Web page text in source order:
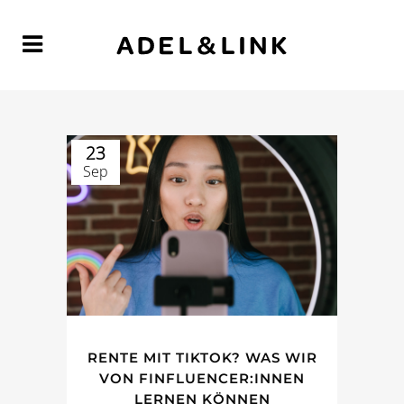
23
Sep
RENTE MIT TIKTOK? WAS WIR
VON FINFLUENCER:INNEN
LERNEN KÖNNEN